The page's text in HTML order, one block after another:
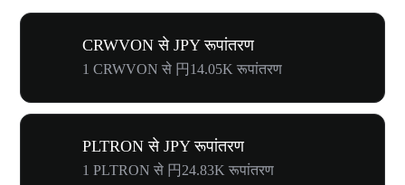
CRWVON से JPY रूपांतरण
1 CRWVON से 円14.05K रूपांतरण
PLTRON से JPY रूपांतरण
1 PLTRON से 円24.83K रूपांतरण